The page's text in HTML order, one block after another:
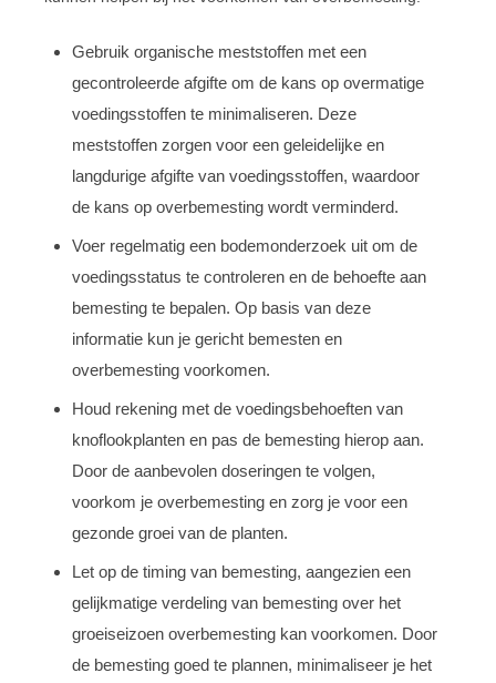
Gebruik organische meststoffen met een
gecontroleerde afgifte om de kans op overmatige
voedingsstoffen te minimaliseren. Deze
meststoffen zorgen voor een geleidelijke en
langdurige afgifte van voedingsstoffen, waardoor
de kans op overbemesting wordt verminderd.
Voer regelmatig een bodemonderzoek uit om de
voedingsstatus te controleren en de behoefte aan
bemesting te bepalen. Op basis van deze
informatie kun je gericht bemesten en
overbemesting voorkomen.
Houd rekening met de voedingsbehoeften van
knoflookplanten en pas de bemesting hierop aan.
Door de aanbevolen doseringen te volgen,
voorkom je overbemesting en zorg je voor een
gezonde groei van de planten.
Let op de timing van bemesting, aangezien een
gelijkmatige verdeling van bemesting over het
groeiseizoen overbemesting kan voorkomen. Door
de bemesting goed te plannen, minimaliseer je het